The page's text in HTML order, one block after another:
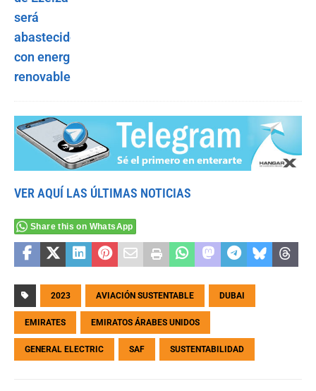
VER AQUÍ LAS ÚLTIMAS NOTICIAS
Share this on WhatsApp
2023 AVIACIÓN SUSTENTABLE DUBAI
EMIRATES EMIRATOS ÁRABES UNIDOS
GENERAL ELECTRIC SAF SUSTENTABILIDAD